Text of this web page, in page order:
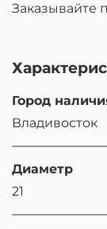
Заказывайте
Город
Владивосток
Диаметр
21